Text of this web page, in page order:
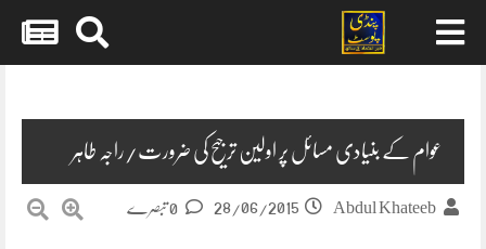
عوام کے بنیادی مسائل پر اولین ترجیح کی ضرورت/راجہ طاہر
Abdul Khateeb
28/06/2015